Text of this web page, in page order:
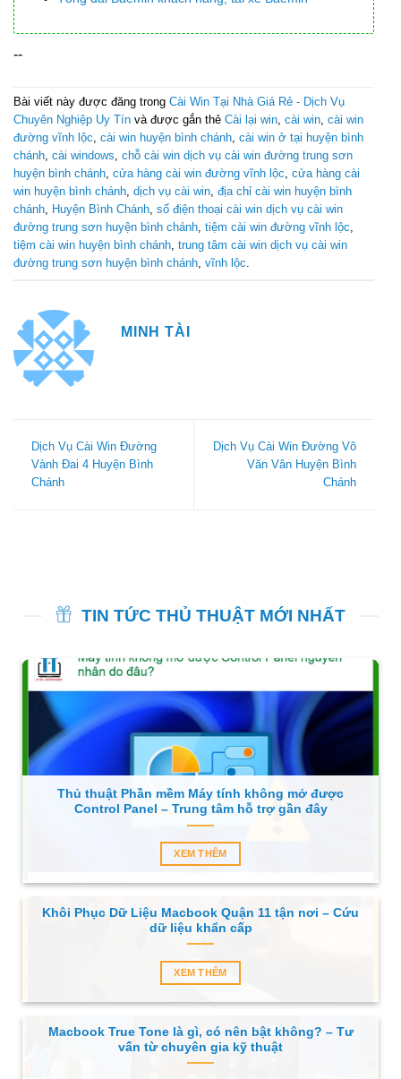
--
Bài viết này được đăng trong Cài Win Tại Nhà Giá Rẻ - Dịch Vụ
Chuyên Nghiệp Uy Tín và được gắn thẻ Cài lại win, cài win, cài win
đường vĩnh lộc, cài win huyện bình chánh, cài win ở tại huyện bình
chánh, cài windows, chỗ cài win dịch vụ cài win đường trung sơn
huyện bình chánh, cửa hàng cài win đường vĩnh lộc, cửa hàng cài
win huyện bình chánh, dịch vụ cài win, địa chỉ cài win huyện bình
chánh, Huyện Bình Chánh, số điện thoại cài win dịch vụ cài win
đường trung sơn huyện bình chánh, tiệm cài win đường vĩnh lộc,
tiệm cài win huyện bình chánh, trung tâm cài win dịch vụ cài win
đường trung sơn huyện bình chánh, vĩnh lộc.
MINH TÀI
Dịch Vụ Cài Win Đường
Vành Đai 4 Huyện Bình
Chánh
Dịch Vụ Cài Win Đường Võ
Văn Vân Huyện Bình
Chánh
TIN TỨC THỦ THUẬT MỚI NHẤT
Thủ thuật Phần mềm Máy tính không mở được
Control Panel – Trung tâm hỗ trợ gần đây
XEM THÊM
Khôi Phục Dữ Liệu Macbook Quận 11 tận nơi – Cứu
dữ liệu khẩn cấp
XEM THÊM
Macbook True Tone là gì, có nên bật không? – Tư
vấn từ chuyên gia kỹ thuật